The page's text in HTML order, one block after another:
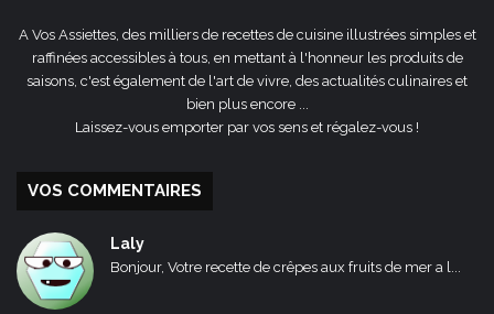
A Vos Assiettes, des milliers de recettes de cuisine illustrées simples et
raffinées accessibles à tous, en mettant à l'honneur les produits de
saisons, c'est également de l'art de vivre, des actualités culinaires et
bien plus encore ...
Laissez-vous emporter par vos sens et régalez-vous !
VOS COMMENTAIRES
Laly
Bonjour, Votre recette de crêpes aux fruits de mer a l...